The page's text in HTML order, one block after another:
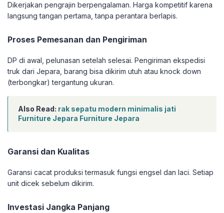
Dikerjakan pengrajin berpengalaman. Harga kompetitif karena
langsung tangan pertama, tanpa perantara berlapis.
Proses Pemesanan dan Pengiriman
DP di awal, pelunasan setelah selesai. Pengiriman ekspedisi
truk dari Jepara, barang bisa dikirim utuh atau knock down
(terbongkar) tergantung ukuran.
Also Read: rak sepatu modern minimalis jati
Furniture Jepara Furniture Jepara
Garansi dan Kualitas
Garansi cacat produksi termasuk fungsi engsel dan laci. Setiap
unit dicek sebelum dikirim.
Investasi Jangka Panjang